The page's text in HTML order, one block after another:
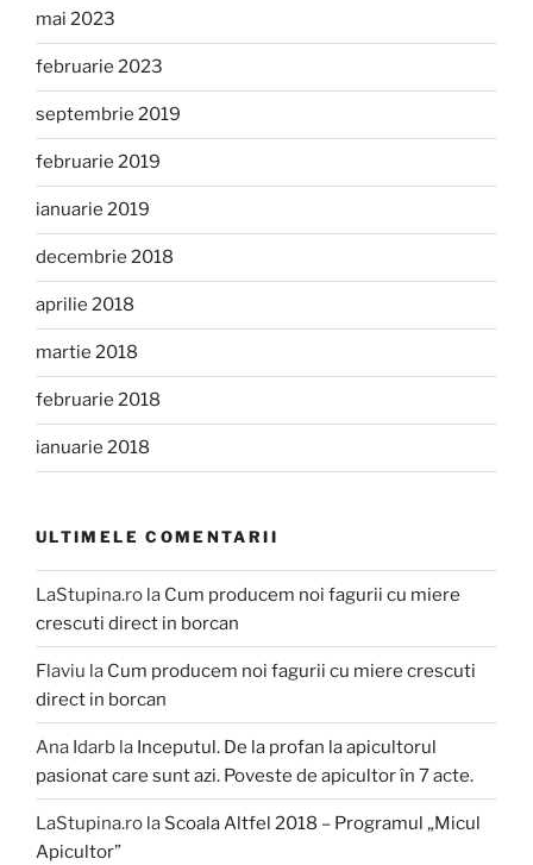
mai 2023
februarie 2023
septembrie 2019
februarie 2019
ianuarie 2019
decembrie 2018
aprilie 2018
martie 2018
februarie 2018
ianuarie 2018
ULTIMELE COMENTARII
LaStupina.ro la Cum producem noi fagurii cu miere
crescuti direct in borcan
Flaviu la Cum producem noi fagurii cu miere crescuti
direct in borcan
Ana Idarb la Inceputul. De la profan la apicultorul
pasionat care sunt azi. Poveste de apicultor în 7 acte.
LaStupina.ro la Scoala Altfel 2018 – Programul „Micul
Apicultor”